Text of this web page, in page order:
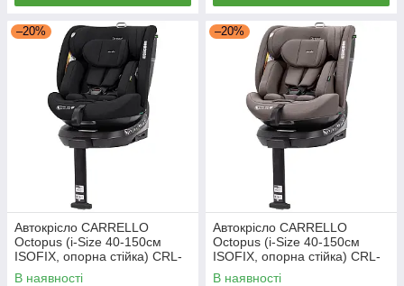
–20%
Автокрісло CARRELLO
Octopus (i-Size 40-150см
ISOFIX, опорна стійка) CRL-
16002 Midnight Black
В наявності
–20%
Автокрісло CARRELLO
Octopus (i-Size 40-150см
ISOFIX, опорна стійка) CRL-
16002 Sandstone Beige
В наявності